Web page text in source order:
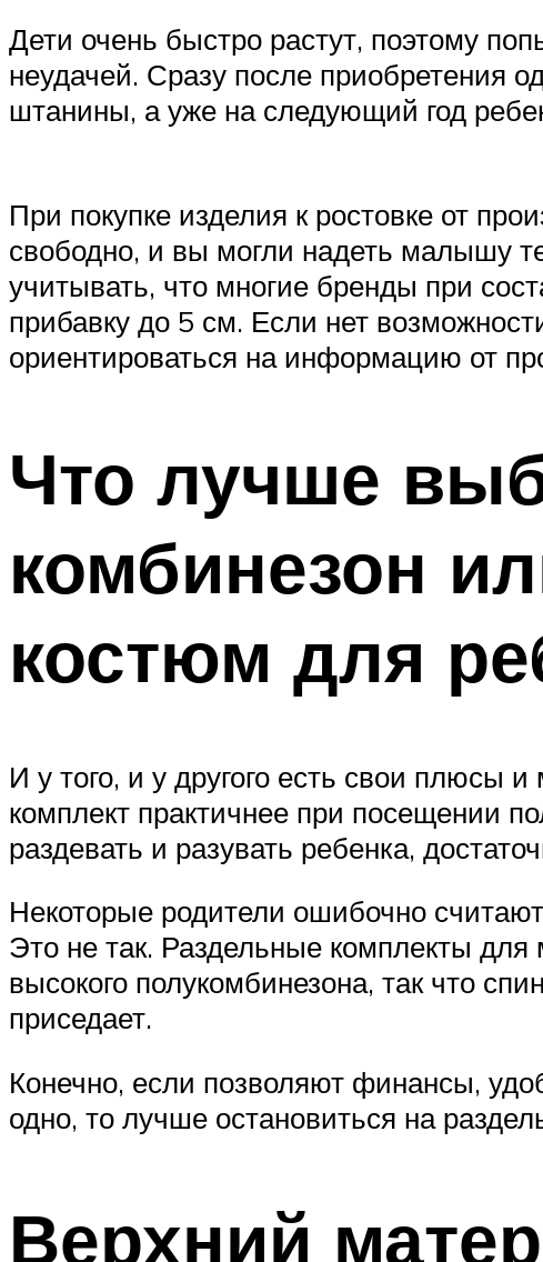
Дети очень быстро растут, поэтому
неудачей. Сразу после приобретения
штанины, а уже на следующий год
При покупке изделия к ростовке от
свободно, и вы могли надеть малышу
учитывать, что многие бренды при
прибавку до 5 см. Если нет
ориентироваться на информацию от
Что лучше
комбинезон
костюм для
И у того, и у другого есть свои плюсы
комплект практичнее при посещении
раздевать и разувать ребенка,
Некоторые родители ошибочно
Это не так. Раздельные комплекты для
высокого полукомбинезона, так что
приседает.
Конечно, если позволяют финансы,
одно, то лучше остановиться на
Верхний